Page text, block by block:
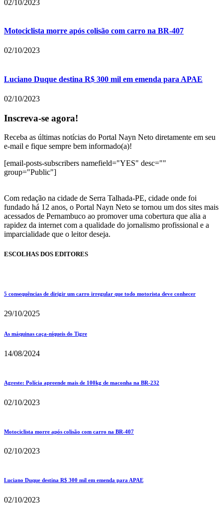
02/10/2023
Motociclista morre após colisão com carro na BR-407
02/10/2023
Luciano Duque destina R$ 300 mil em emenda para APAE
02/10/2023
Inscreva-se agora!
Receba as últimas notícias do Portal Nayn Neto diretamente em seu
e-mail e fique sempre bem informado(a)!
[email-posts-subscribers namefield="YES" desc=""
group="Public"]
Com redação na cidade de Serra Talhada-PE, cidade onde foi
fundado há 12 anos, o Portal Nayn Neto se tornou um dos sites mais
acessados de Pernambuco ao promover uma cobertura que alia a
rapidez da internet com a qualidade do jornalismo profissional e a
imparcialidade que o leitor deseja.
ESCOLHAS DOS EDITORES
5 consequências de dirigir um carro irregular que todo motorista deve conhecer
29/10/2025
As máquinas caça-níqueis do Tigre
14/08/2024
Agreste: Polícia apreende mais de 100kg de maconha na BR-232
02/10/2023
Motociclista morre após colisão com carro na BR-407
02/10/2023
Luciano Duque destina R$ 300 mil em emenda para APAE
02/10/2023